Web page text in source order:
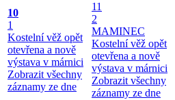
10
1
Kostelní věž opět
otevřena a nově
výstava v márnici
Zobrazit všechny
záznamy ze dne
11
2
MAMINEC
Kostelní věž opět
otevřena a nově
výstava v márnici
Zobrazit všechny
záznamy ze dne